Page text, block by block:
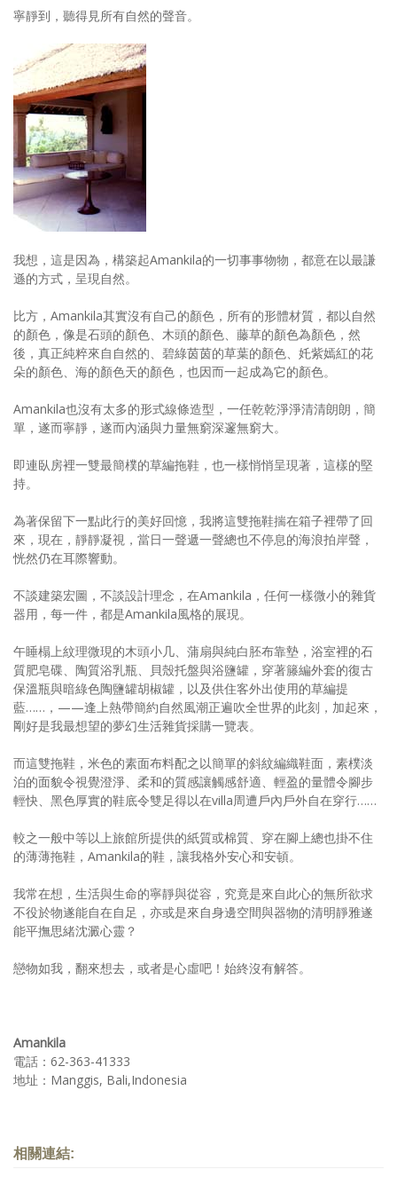
寧靜到，聽得見所有自然的聲音。
我想，這是因為，構築起Amankila的一切事事物物，都意在以最謙
遜的方式，呈現自然。
比方，Amankila其實沒有自己的顏色，所有的形體材質，都以自然
的顏色，像是石頭的顏色、木頭的顏色、藤草的顏色為顏色，然
後，真正純粹來自自然的、碧綠茵茵的草葉的顏色、奼紫嫣紅的花
朵的顏色、海的顏色天的顏色，也因而一起成為它的顏色。
Amankila也沒有太多的形式線條造型，一任乾乾淨淨清清朗朗，簡
單，遂而寧靜，遂而內涵與力量無窮深邃無窮大。
即連臥房裡一雙最簡樸的草編拖鞋，也一樣悄悄呈現著，這樣的堅
持。
為著保留下一點此行的美好回憶，我將這雙拖鞋揣在箱子裡帶了回
來，現在，靜靜凝視，當日一聲遞一聲總也不停息的海浪拍岸聲，
恍然仍在耳際響動。
不談建築宏圖，不談設計理念，在Amankila，任何一樣微小的雜貨
器用，每一件，都是Amankila風格的展現。
午睡榻上紋理微現的木頭小几、蒲扇與純白胚布靠墊，浴室裡的石
質肥皂碟、陶質浴乳瓶、貝殼托盤與浴鹽罐，穿著籐編外套的復古
保溫瓶與暗綠色陶鹽罐胡椒罐，以及供住客外出使用的草編提
藍……，——逢上熱帶簡約自然風潮正遍吹全世界的此刻，加起來，
剛好是我最想望的夢幻生活雜貨採購一覽表。
而這雙拖鞋，米色的素面布料配之以簡單的斜紋編織鞋面，素樸淡
泊的面貌令視覺澄淨、柔和的質感讓觸感舒適、輕盈的量體令腳步
輕快、黑色厚實的鞋底令雙足得以在villa周遭戶內戶外自在穿行……
較之一般中等以上旅館所提供的紙質或棉質、穿在腳上總也掛不住
的薄薄拖鞋，Amankila的鞋，讓我格外安心和安頓。
我常在想，生活與生命的寧靜與從容，究竟是來自此心的無所欲求
不役於物遂能自在自足，亦或是來自身邊空間與器物的清明靜雅遂
能平撫思緒沈澱心靈？
戀物如我，翻來想去，或者是心虛吧！始終沒有解答。
Amankila
電話：62-363-41333
地址：Manggis, Bali,Indonesia
相關連結: